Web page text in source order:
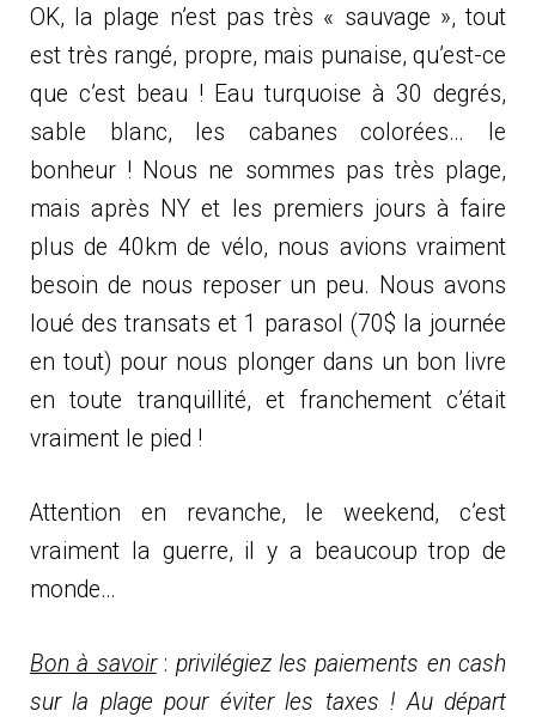
OK, la plage n’est pas très « sauvage », tout
est très rangé, propre, mais punaise, qu’est-ce
que c’est beau ! Eau turquoise à 30 degrés,
sable blanc, les cabanes colorées… le
bonheur ! Nous ne sommes pas très plage,
mais après NY et les premiers jours à faire
plus de 40km de vélo, nous avions vraiment
besoin de nous reposer un peu. Nous avons
loué des transats et 1 parasol (70$ la journée
en tout) pour nous plonger dans un bon livre
en toute tranquillité, et franchement c’était
vraiment le pied !
Attention en revanche, le weekend, c’est
vraiment la guerre, il y a beaucoup trop de
monde…
Bon à savoir: privilégiez les paiements en cash
sur la plage pour éviter les taxes ! Au départ